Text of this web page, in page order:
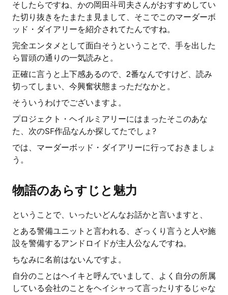
そしたらですね、かの岡田斗司夫さんがおすすめしてい
た切り抜きをたまたま見まして、そこでこのマーダーボ
ッド・ダイアリーを紹介されてたんですね。
完全エンタメとして面白そうということで、手を出した
ら冒頭の通りの一気読みと。
正確に言うと上下感あるので、2番なんですけど、読み
切ってしまい、今興奮状態まっただなかと。
そういうわけでございますよ。
プロジェクト・ヘイルミアリーにはまったそこのあな
た、次のSF作品なんか探してたでしょ?
では、マーダーボッド・ダイアリーに行っておきましょ
う。
物語のあらすじと魅力
ということで、いったいどんなお話かと言いますと、
とある警備ユニットと言われる、ざっくり言うと人や施
設を警備するアンドロイドが主人公なんですね。
ちなみに名前はないんですよ。
自分のことはヘイキと呼んでいまして、よく自分の所属
している会社のことをヘイシャって言ったりするじゃな